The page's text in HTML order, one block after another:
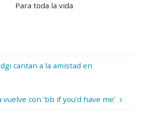
Para toda la vida
cantan a la amistad en
vuelve con ‘bb if you’d have me’